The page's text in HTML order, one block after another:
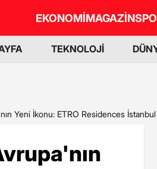
EKONOMİMAGAZİN
TEKNOLOJİ
Yeni İkonu: ETRO Residences İstanbul